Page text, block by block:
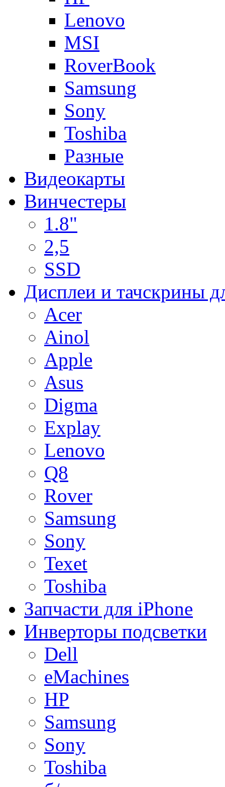
Lenovo
MSI
RoverBook
Samsung
Sony
Toshiba
Разные
Видеокарты
Винчестеры
1.8"
2,5
SSD
Дисплеи и тачскрины
Acer
Ainol
Apple
Asus
Digma
Explay
Lenovo
Q8
Rover
Samsung
Sony
Texet
Toshiba
Запчасти для iPhone
Инверторы подсветки
Dell
eMachines
HP
Samsung
Sony
Toshiba